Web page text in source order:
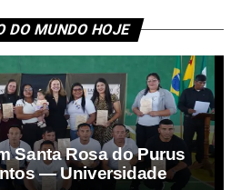
DO MUNDO HOJE
Santa Rosa do Purus
— Universidade